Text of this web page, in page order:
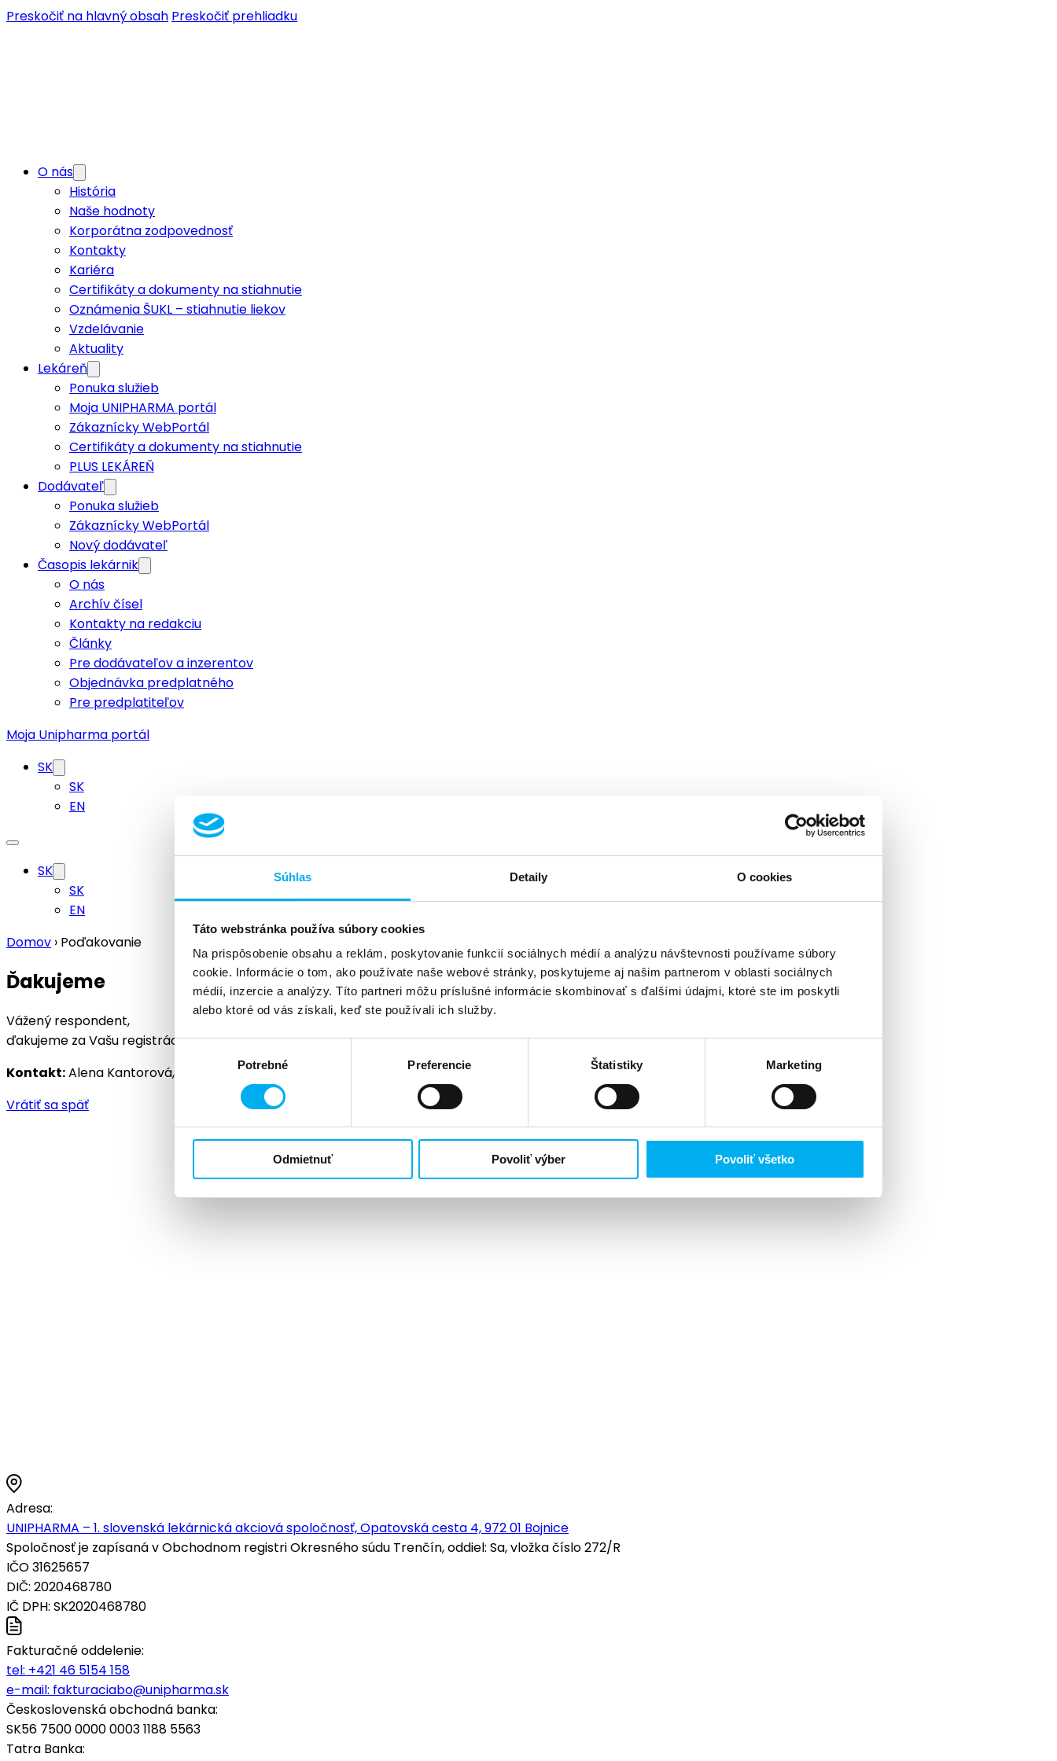
Súhlas Detaily O cookies
Táto webstránka používa súbory cookies
Na prispôsobenie obsahu a reklám, poskytovanie funkcií sociálnych médií a analýzu návštevnosti používame súbory
cookie. Informácie o tom, ako používate naše webové stránky, poskytujeme aj našim partnerom v oblasti sociálnych
médií, inzercie a analýzy. Títo partneri môžu príslušné informácie skombinovať s ďalšími údajmi, ktoré ste im poskytli
alebo ktoré od vás získali, keď ste používali ich služby.
Výber
Potrebné Preferencie Štatistiky Marketing
Odmietnuť Povoliť výber Povoliť všetko
Preskočiť na hlavný obsah Preskočiť prehliadku
O nás
História
Naše hodnoty
Korporátna zodpovednosť
Kontakty
Kariéra
Certifikáty a dokumenty na stiahnutie
Oznámenia ŠUKL – stiahnutie liekov
Vzdelávanie
Aktuality
Lekáreň
Ponuka služieb
Moja UNIPHARMA portál
Zákaznícky WebPortál
Certifikáty a dokumenty na stiahnutie
PLUS LEKÁREŇ
Dodávateľ
Ponuka služieb
Zákaznícky WebPortál
Nový dodávateľ
Časopis lekárnik
O nás
Archív čísel
Kontakty na redakciu
Články
Pre dodávateľov a inzerentov
Objednávka predplatného
Pre predplatiteľov
Moja Unipharma portál
SK
SK
EN
SK
SK
EN
Domov › Poďakovanie
Ďakujeme
Vážený respondent,
ďakujeme za Vašu registráciu.
Kontakt:Alena Kantorová, akantorova@unipharma.sk
, +421 917 500 084.
Vrátiť sa späť
Adresa:
UNIPHARMA – 1. slovenská lekárnická akciová spoločnosť, Opatovská cesta 4, 972 01 Bojnice
Spoločnosť je zapísaná v Obchodnom registri Okresného súdu Trenčín, oddiel: Sa, vložka číslo 272/R
IČO 31625657
DIČ: 2020468780
IČ DPH: SK2020468780
Fakturačné oddelenie:
tel: +421 46 5154 158
e-mail: fakturaciabo@unipharma.sk
Československá obchodná banka:
SK56 7500 0000 0003 1188 5563
Tatra Banka: